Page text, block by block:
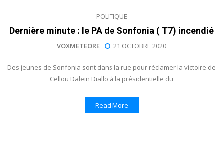
POLITIQUE
Dernière minute : le PA de Sonfonia ( T7) incendié
VOXMETEORE 21 OCTOBRE 2020
Des jeunes de Sonfonia sont dans la rue pour réclamer la victoire de
Cellou Dalein Diallo à la présidentielle du
Read More